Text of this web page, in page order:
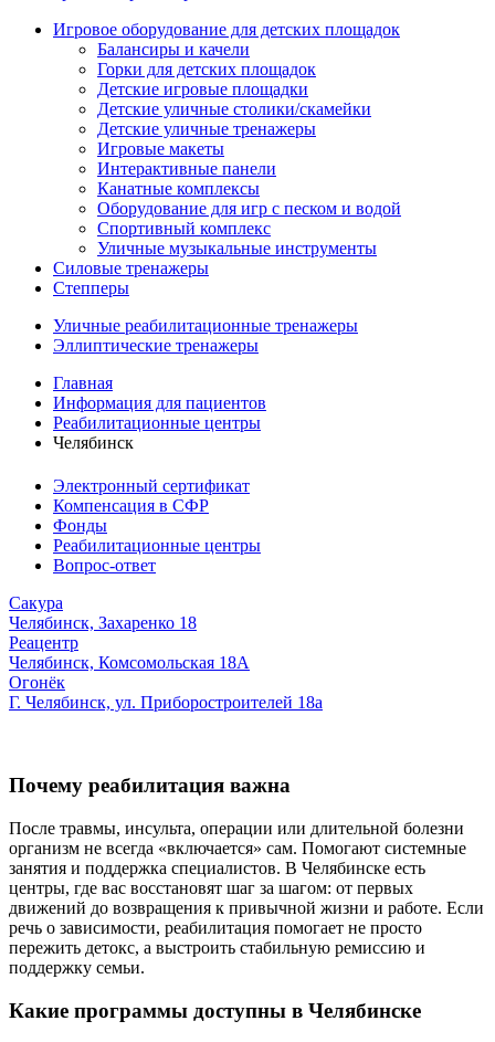
Игровое оборудование для детских площадок
Балансиры и качели
Горки для детских площадок
Детские игровые площадки
Детские уличные столики/скамейки
Детские уличные тренажеры
Игровые макеты
Интерактивные панели
Канатные комплексы
Оборудование для игр с песком и водой
Спортивный комплекс
Уличные музыкальные инструменты
Силовые тренажеры
Степперы
Уличные реабилитационные тренажеры
Эллиптические тренажеры
Главная
Информация для пациентов
Реабилитационные центры
Челябинск
Электронный сертификат
Компенсация в СФР
Фонды
Реабилитационные центры
Вопрос-ответ
Сакура
Челябинск, Захаренко 18
Реацентр
Челябинск, Комсомольская 18А
Огонёк
Г. Челябинск, ул. Приборостроителей 18а
Почему реабилитация важна
После травмы, инсульта, операции или длительной болезни
организм не всегда «включается» сам. Помогают системные
занятия и поддержка специалистов. В Челябинске есть
центры, где вас восстановят шаг за шагом: от первых
движений до возвращения к привычной жизни и работе. Если
речь о зависимости, реабилитация помогает не просто
пережить детокс, а выстроить стабильную ремиссию и
поддержку семьи.
Какие программы доступны в Челябинске